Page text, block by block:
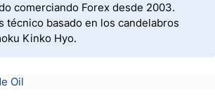
comerciando Forex desde 2003.
técnico basado en los candelabros
Kinko Hyo.
Oil